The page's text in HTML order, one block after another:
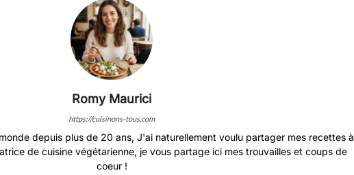
Romy Maurici
https://cuisinons-tous.com
depuis plus de 20 ans, J'ai naturellement voulu partager mes recettes à
de cuisine végétarienne, je vous partage ici mes trouvailles et coups de
coeur !